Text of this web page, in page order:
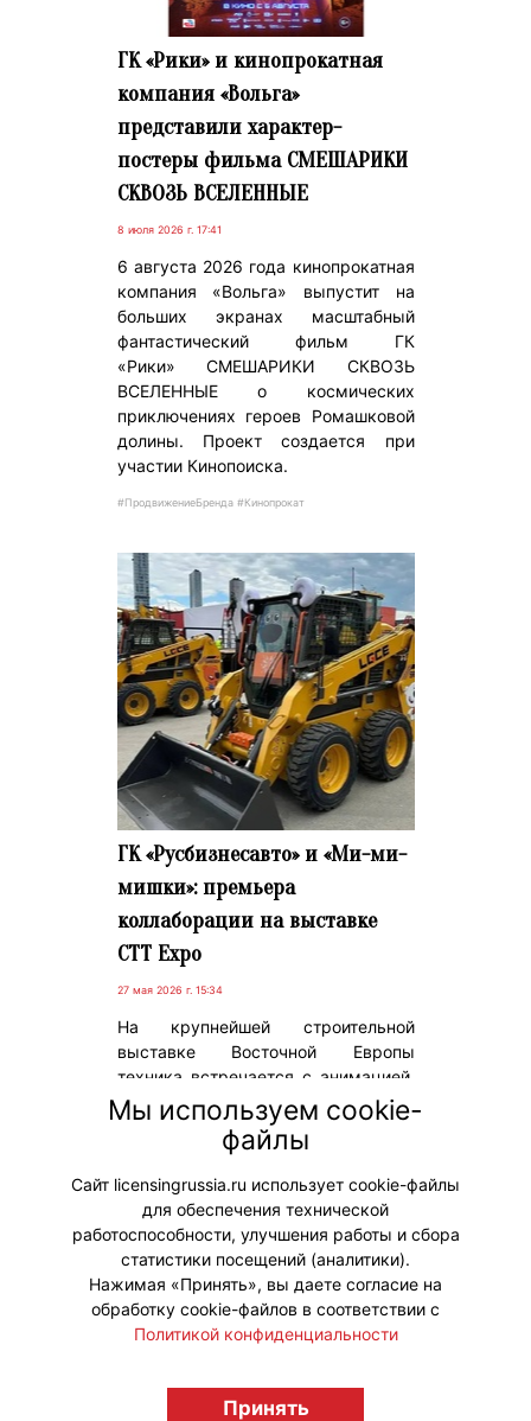
ГК «Рики» и кинопрокатная
компания «Вольга»
представили характер-
постеры фильма СМЕШАРИКИ
СКВОЗЬ ВСЕЛЕННЫЕ
8 июля 2026 г. 17:41
6 августа 2026 года кинопрокатная
компания «Вольга» выпустит на
больших экранах масштабный
фантастический фильм ГК
«Рики» СМЕШАРИКИ СКВОЗЬ
ВСЕЛЕННЫЕ о космических
приключениях героев Ромашковой
долины. Проект создается при
участии Кинопоиска.
#ПродвижениеБренда #Кинопрокат
ГК «Русбизнесавто» и «Ми-ми-
мишки»: премьера
коллаборации на выставке
СТТ Expo
27 мая 2026 г. 15:34
На крупнейшей строительной
выставке Восточной Европы
техника встречается с анимацией.
ГК «Русбизнесавто» представляет
новые модели спецтехники с
героями мультсериала «Ми-ми-
мишки».
#ПродвижениеБренда #Коллаборации
licensingrussia.ru, 2009-2026 12+
Мы используем cookie-
файлы
Сайт licensingrussia.ru использует cookie-файлы
для обеспечения технической
работоспособности, улучшения работы и сбора
статистики посещений (аналитики).
Нажимая «Принять», вы даете согласие на
обработку cookie-файлов в соответствии с
Политикой конфиденциальности
Принять